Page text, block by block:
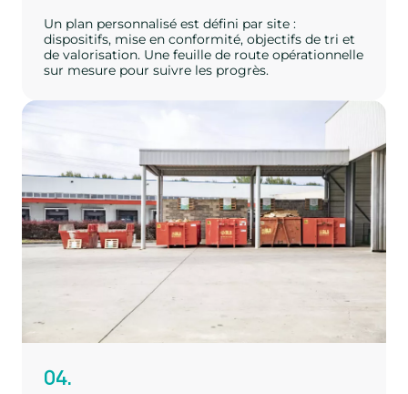
Un plan personnalisé est défini par site :
dispositifs, mise en conformité, objectifs de tri et
de valorisation. Une feuille de route opérationnelle
sur mesure pour suivre les progrès.
04.